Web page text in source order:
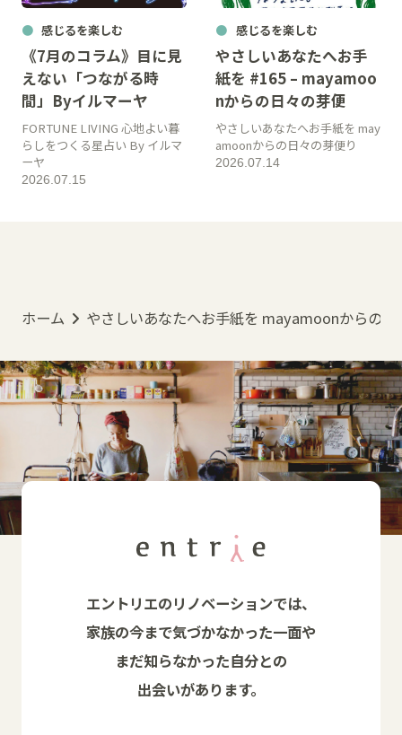
感じるを楽しむ
《7月のコラム》目に見
えない「つながる時
間」Byイルマーヤ
2026.07.15
FORTUNE LIVING 心地よい暮
らしをつくる星占い By イルマ
ーヤ
感じるを楽しむ
やさしいあなたへお手
紙を #165 – mayamoo
nからの日々の芽便
2026.07.14
やさしいあなたへお手紙を may
amoonからの日々の芽便り
ホーム やさしいあなたへお手紙を mayamoonからの日
エントリエのリノベーションでは、
家族の今まで気づかなかった一面や
まだ知らなかった自分との
出会いがあります。